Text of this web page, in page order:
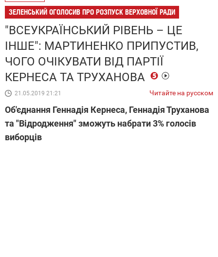
ЗЕЛЕНСЬКИЙ ОГОЛОСИВ ПРО РОЗПУСК ВЕРХОВНОЇ РАДИ
"ВСЕУКРАЇНСЬКИЙ РІВЕНЬ – ЦЕ
ІНШЕ": МАРТИНЕНКО ПРИПУСТИВ,
ЧОГО ОЧІКУВАТИ ВІД ПАРТІЇ
КЕРНЕСА ТА ТРУХАНОВА
21.05.2019 21:21 Читайте на русском
Об'єднання Геннадія Кернеса, Геннадія Труханова
та "Відродження" зможуть набрати 3% голосів
виборців